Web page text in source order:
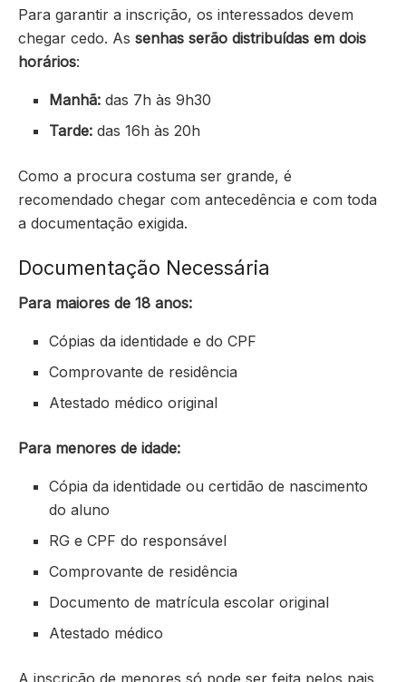
Para garantir a inscrição, os interessados devem
chegar cedo. As senhas serão distribuídas em dois
horários:
Manhã: das 7h às 9h30
Tarde: das 16h às 20h
Como a procura costuma ser grande, é
recomendado chegar com antecedência e com toda
a documentação exigida.
Documentação Necessária
Para maiores de 18 anos:
Cópias da identidade e do CPF
Comprovante de residência
Atestado médico original
Para menores de idade:
Cópia da identidade ou certidão de nascimento
do aluno
RG e CPF do responsável
Comprovante de residência
Documento de matrícula escolar original
Atestado médico
A inscrição de menores só pode ser feita pelos pais,